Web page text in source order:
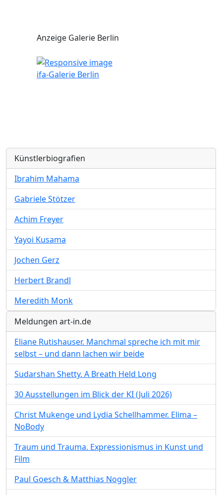
Anzeige Galerie Berlin
ifa-Galerie Berlin
Künstlerbiografien
Ibrahim Mahama
Gabriele Stötzer
Achim Freyer
Yayoi Kusama
Jochen Gerz
Herbert Brandl
Meredith Monk
Meldungen art-in.de
Eliane Rutishauser. Manchmal spreche ich mit mir
selbst – und dann lachen wir beide
Sudarshan Shetty. A Breath Held Long
30 Ausstellungen im Blick der KI (Juli 2026)
Christ Mukenge und Lydia Schellhammer. Elima –
NoBody
Traum und Trauma. Expressionismus in Kunst und
Film
Paul Goesch & Matthias Noggler